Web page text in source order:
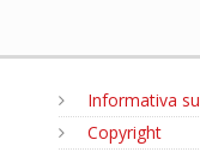
Informativa
Copyright